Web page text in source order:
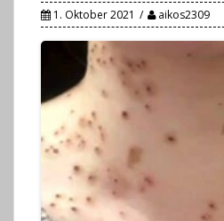
1. Oktober 2021 aikos2309